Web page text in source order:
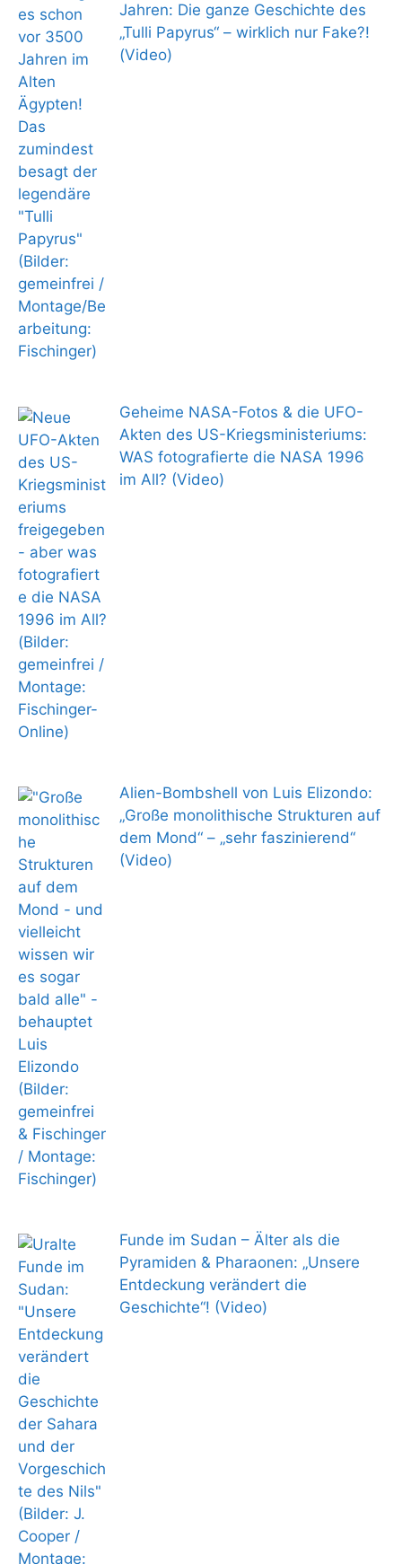
Jahren: Die ganze Geschichte des
„Tulli Papyrus“ – wirklich nur Fake?!
(Video)
Geheime NASA-Fotos & die UFO-
Akten des US-Kriegsministeriums:
WAS fotografierte die NASA 1996
im All? (Video)
Alien-Bombshell von Luis Elizondo:
„Große monolithische Strukturen auf
dem Mond“ – „sehr faszinierend“
(Video)
Funde im Sudan – Älter als die
Pyramiden & Pharaonen: „Unsere
Entdeckung verändert die
Geschichte“! (Video)